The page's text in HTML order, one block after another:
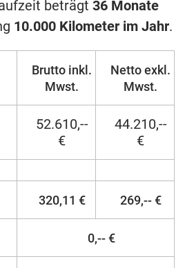
beträgt 36 Monate
10.000 Kilometer im Jahr.
Brutto inkl.
Mwst.
Netto exkl.
Mwst.
52.610,--
€
44.210,--
€
320,11 € 269,-- €
0,-- €